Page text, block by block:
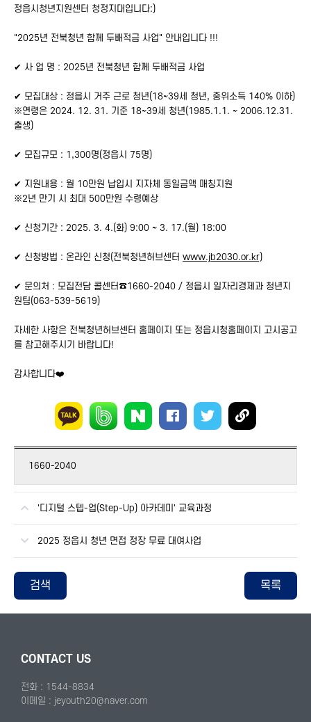
정읍시청년지원센터 청정지대입니다:)
"2025년 전북청년 함께 두배적금 사업" 안내입니다 !!!
✔ 사 업 명 : 2025년 전북청년 함께 두배적금 사업
✔ 모집대상 : 정읍시 거주 근로 청년(18~39세 청년, 중위소득 140% 이하)
※연령은 2024. 12. 31. 기준 18~39세 청년(1985.1.1. ~ 2006.12.31.
출생)
✔ 모집규모 : 1,300명(정읍시 75명)
✔ 지원내용 : 월 10만원 납입시 지자체 동일금액 매칭지원
※2년 만기 시 최대 500만원 수령예상
✔ 신청기간 : 2025. 3. 4.(화) 9:00 ~ 3. 17.(월) 18:00
✔ 신청방법 : 온라인 신청(전북청년허브센터 www.jb2030.or.kr)
✔ 문의처 : 모집전담 콜센터☎1660-2040 / 정읍시 일자리경제과 청년지
원팀(063-539-5619)
자세한 사항은 전북청년허브센터 홈페이지 또는 정읍시청홈페이지 고시공고
를 참고해주시기 바랍니다!
감사합니다❤️
1660-2040
'디지털 스텝-업(Step-Up) 아카데미' 교육과정
2025 정읍시 청년 면접 정장 무료 대여사업
검색 목록
CONTACT US
전화 : 1544-8834
이메일 : jeyouth20@naver.com